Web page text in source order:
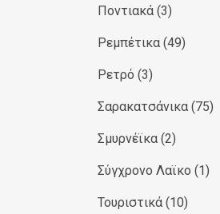
Ποντιακά (3)
Ρεμπέτικα (49)
Ρετρό (3)
Σαρακατσάνικα (75)
Σμυρνέϊκα (2)
Σύγχρονο Λαϊκο (1)
Τουριστικά (10)